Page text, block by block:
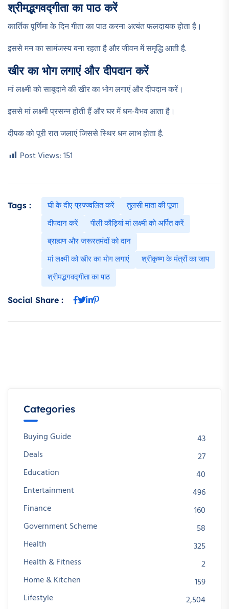
श्रीमद्भगवद्गीता का पाठ करें
कार्तिक पूर्णिमा के दिन गीता का पाठ करना अत्यंत फलदायक होता है।
इससे मन का सामंजस्य बना रहता है और जीवन में समृद्धि आती है.​
खीर का भोग लगाएं और दीपदान करें
मां लक्ष्मी को साबूदाने की खीर का भोग लगाएं और दीपदान करें।
इससे मां लक्ष्मी प्रसन्न होती हैं और घर में धन-वैभव आता है।
दीपक को पूरी रात जलाएं जिससे स्थिर धन लाभ होता है.​
Post Views:151
Tags : घी के दीए प्रज्ज्वलित करें
तुलसी माता की पूजा
दीपदान करें
पीली कौड़ियां मां लक्ष्मी को अर्पित करें
ब्राह्मण और जरूरतमंदों को दान
मां लक्ष्मी को खीर का भोग लगाएं
श्रीकृष्ण के मंत्रों का जाप
श्रीमद्भगवद्गीता का पाठ
Social Share :
Categories
Buying Guide
43
Deals
27
Education
40
Entertainment
496
Finance
160
Government Scheme
58
Health
325
Health & Fitness
2
Home & Kitchen
159
Lifestyle
2,504